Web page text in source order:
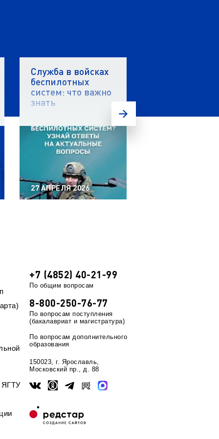
Служба в войсках
беспилотных
систем: что важно
знать
27 АПРЕЛЯ 2026
ЯГТУ
+7 (4852) 40-21-99
По общим вопросам
8-800-250-76-77
По вопросам поступления
(бакалавриат и магистратура)
По вопросам дополнительного
образования
150023, г. Ярославль,
Московский пр., д. 88